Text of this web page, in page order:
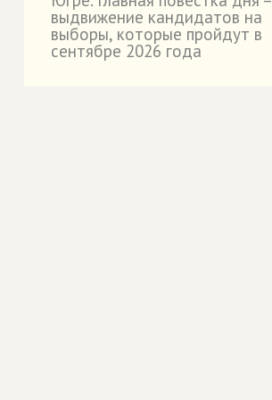
выдвижение кандидатов на
выборы, которые пройдут в
сентябре 2026 года